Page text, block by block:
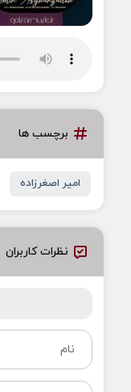
برچسب ها
امیر اصغرزاده
نظرات کاربران